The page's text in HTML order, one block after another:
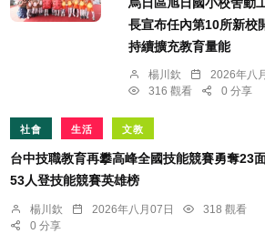
長宣布任內第10所新校
持續擴充教育量能
楊川欽
2026年八
316 觀看
0 分享
社會 生活 文教
台中技職教育再攀高峰全國技能競賽勇奪23
53人登技能競賽英雄榜
楊川欽 2026年八月07日
318 觀看
0 分享